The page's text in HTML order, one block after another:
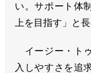
い。サポート体
上を目指す」と
イージー・ト
入しやすさを追